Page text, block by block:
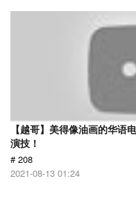
【越哥】美得像油画的华语
演技！
# 208
2021-08-13 01:24